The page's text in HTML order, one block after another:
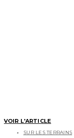
VOIR L'ARTICLE
SUR LES TERRAINS